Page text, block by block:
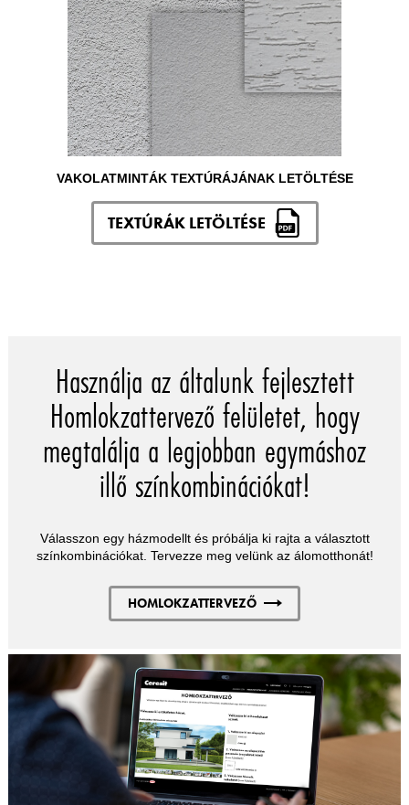
VAKOLATMINTÁK TEXTÚRÁJÁNAK LETÖLTÉSE
TEXTÚRÁK LETÖLTÉSE
Használja az általunk fejlesztett
Homlokzattervező felületet, hogy
megtalálja a legjobban egymáshoz
illő színkombinációkat!
Válasszon egy házmodellt és próbálja ki rajta a választott
színkombinációkat. Tervezze meg velünk az álomotthonát!
HOMLOKZATTERVEZŐ